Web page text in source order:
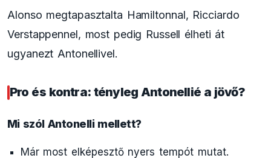
Alonso megtapasztalta Hamiltonnal, Ricciardo
Verstappennel, most pedig Russell élheti át
ugyanezt Antonellivel.
Pro és kontra: tényleg Antonellié a jövő?
Mi szól Antonelli mellett?
Már most elképesztő nyers tempót mutat.